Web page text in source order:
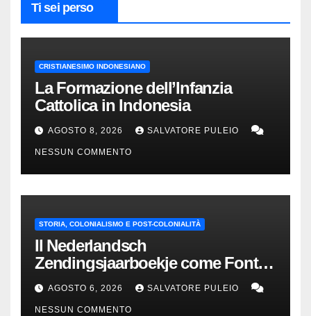
Ti sei perso
CRISTIANESIMO INDONESIANO
La Formazione dell’Infanzia
Cattolica in Indonesia
AGOSTO 8, 2026 SALVATORE PULEIO
NESSUN COMMENTO
STORIA, COLONIALISMO E POST-COLONIALITÀ
Il Nederlandsch
Zendingsjaarboekje come Fonte
Storica delle Indie Orientali
Olandesi
AGOSTO 6, 2026 SALVATORE PULEIO
NESSUN COMMENTO